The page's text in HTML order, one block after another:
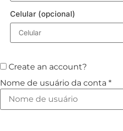
Celular (opcional)
Create an account?
Nome de usuário da conta *